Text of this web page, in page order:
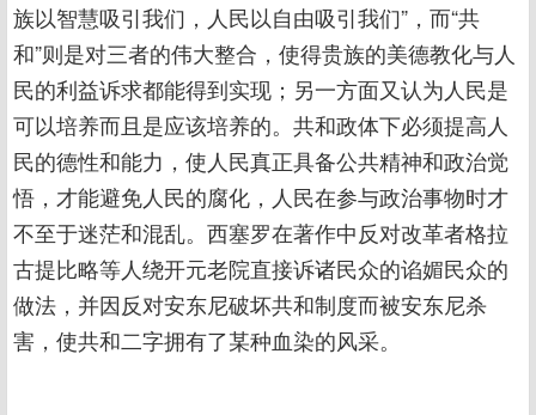
族以智慧吸引我们，人民以自由吸引我们”，而“共
和”则是对三者的伟大整合，使得贵族的美德教化与人
民的利益诉求都能得到实现；另一方面又认为人民是
可以培养而且是应该培养的。共和政体下必须提高人
民的德性和能力，使人民真正具备公共精神和政治觉
悟，才能避免人民的腐化，人民在参与政治事物时才
不至于迷茫和混乱。西塞罗在著作中反对改革者格拉
古提比略等人绕开元老院直接诉诸民众的谄媚民众的
做法，并因反对安东尼破坏共和制度而被安东尼杀
害，使共和二字拥有了某种血染的风采。